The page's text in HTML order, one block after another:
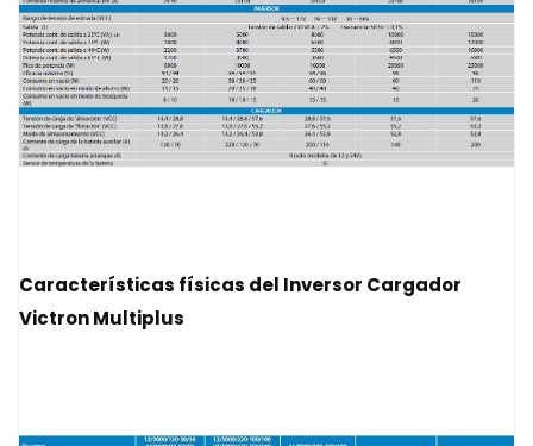
Características físicas del Inversor Cargador
Victron Multiplus